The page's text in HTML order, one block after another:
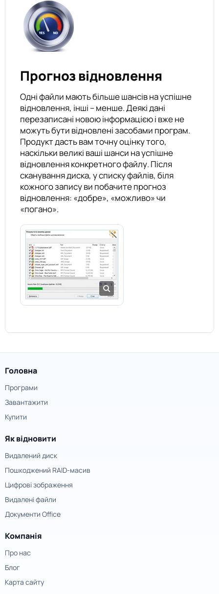
Прогноз відновлення
Одні файли мають більше шансів на успішне
відновлення, інші – менше. Деякі дані
перезаписані новою інформацією і вже не
можуть бути відновлені засобами програм.
Продукт дасть вам точну оцінку того,
наскільки великі ваші шанси на успішне
відновлення конкретного файлу. Після
сканування диска, у списку файлів, біля
кожного запису ви побачите прогноз
відновлення: «добре», «можливо» чи
«погано».
Головна
Програми
Завантажити
Купити
Як відновити
Видалений диск
Пошкоджений RAID-масив
Цифрові зображення
Видалені файли
Документи Office
Компанія
Про нас
Блог
Карта сайту